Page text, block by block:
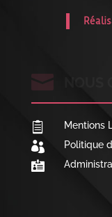

 Mentions
 Politique
